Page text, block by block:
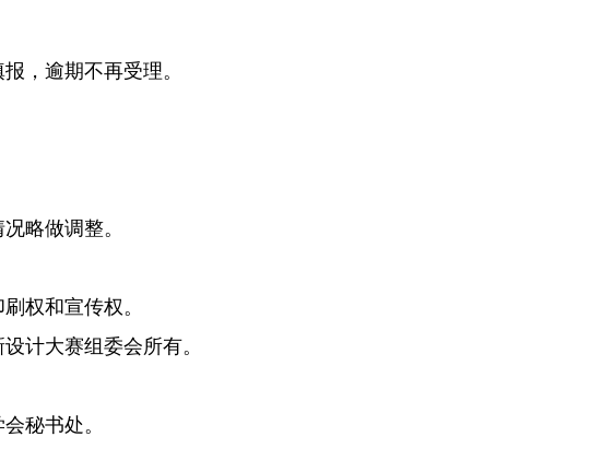
，逾期不再受理。
略做调整。
权和宣传权。
计大赛组委会所有。
秘书处。